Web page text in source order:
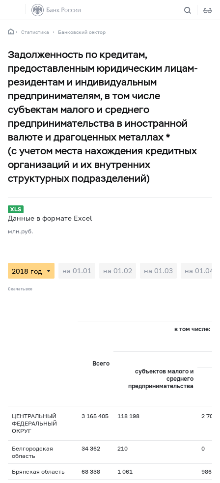
Статистика Банковский сектор
Задолженность по кредитам,
предоставленным юридическим лицам-
резидентам и индивидуальным
предпринимателям, в том числе
субъектам малого и среднего
предпринимательства в иностранной
валюте и драгоценных металлах *
(с учетом места нахождения кредитных
организаций и их внутренних
структурных подразделений)
Данные в формате Excel
млн.руб.
на 01.01 на 01.02 на 01.03 на 01.04
Скачать все
Всего
в том числе:
субъектов малого и
среднего
предпринимательства
ЦЕНТРАЛЬНЫЙ
ФЕДЕРАЛЬНЫЙ
ОКРУГ
3 165 405 118 198 2 708
Белгородская
область
34 362 210 0
Брянская область 68 338 1 061 986